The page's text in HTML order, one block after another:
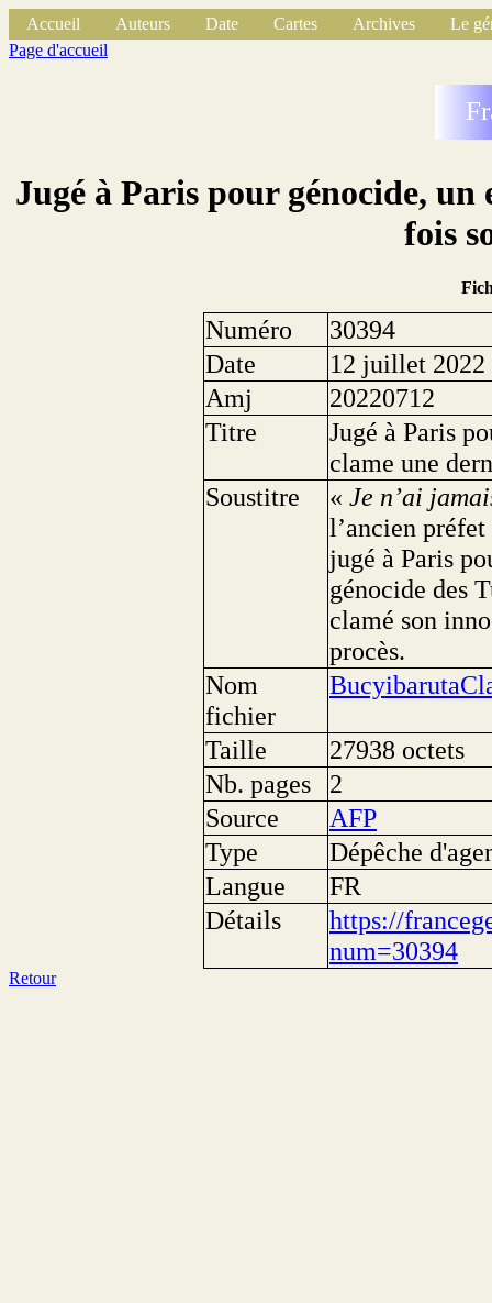
Accueil Auteurs Date Cartes Archives
Le
Page d'accueil
Jugé à Paris pour génocide,
fois
Numéro
30394
Date
12 juillet 2022
Amj
20220712
Titre
Jugé à Paris
clame une
Soustitre
«Je n’ai
l’ancien
jugé à Paris
génocide des
clamé son
procès.
Nom
fichier
Taille
27938 octets
Nb. pages
2
Source
AFP
Type
Dépêche
Langue
FR
Détails
https://
num=30394
Retour